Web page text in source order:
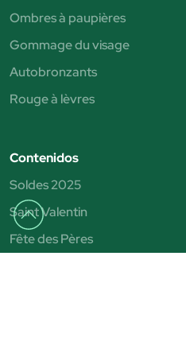
Ombres à paupières
Gommage du visage
Autobronzants
Rouge à lèvres
Contenidos
Soldes 2025
Saint Valentin
Fête des Pères